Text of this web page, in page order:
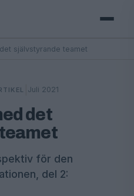
självstyrande teamet
Juli 2021
det
för den
del 2: